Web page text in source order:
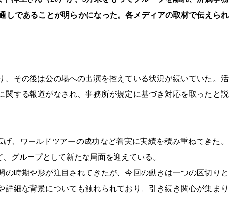
しであることが明らかになった。各メディアの取材で伝えられ
、その後は公の場への出演を控えている状況が続いていた。活
する報道がなされ、事務所が規定に基づき対応を取ったと説
、ワールドツアーの成功など着実に実績を積み重ねてきた。
グループとして新たな局面を迎えている。
時期や形が注目されてきたが、今回の動きは一つの区切りと
細な背景についても触れられており、引き続き関心が集まり